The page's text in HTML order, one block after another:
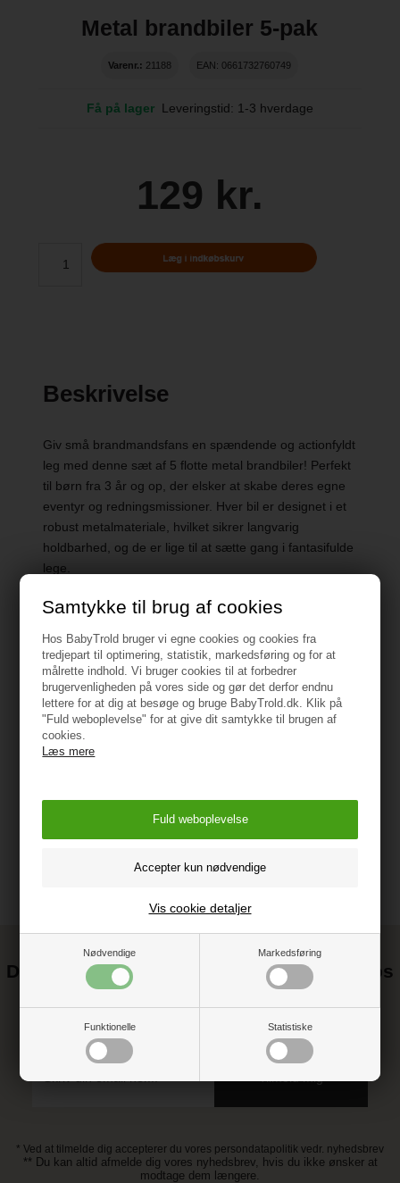
Samtykke til brug af cookies
Hos BabyTrold bruger vi egne cookies og cookies fra
tredjepart til optimering, statistik, markedsføring og for at
målrette indhold. Vi bruger cookies til at forbedrer
brugervenligheden på vores side og gør det derfor endnu
lettere for at dig at besøge og bruge BabyTrold.dk. Klik på
"Fuld weboplevelse" for at give dit samtykke til brugen af
cookies.
Læs mere
Nødvendige Markedsføring
Funktionelle Statistiske
Vis cookie detaljer
Metal brandbiler 5-pak
Varenr.: 21188 EAN: 0661732760749
Få på lager Leveringstid: 1-3 hverdage
129 kr.
Beskrivelse
Giv små brandmandsfans en spændende og actionfyldt
leg med denne sæt af 5 flotte metal brandbiler! Perfekt
til børn fra 3 år og op, der elsker at skabe deres egne
eventyr og redningsmissioner. Hver bil er designet i et
robust metalmateriale, hvilket sikrer langvarig
holdbarhed, og de er lige til at sætte gang i fantasifulde
lege.
Specifikationer
+ 3 år
Det kan blive endnu billigere at handle hos
* Ved at tilmelde dig accepterer du vores persondatapolitik vedr. nyhedsbrev
** Du kan altid afmelde dig vores nyhedsbrev, hvis du ikke ønsker at
modtage dem længere.